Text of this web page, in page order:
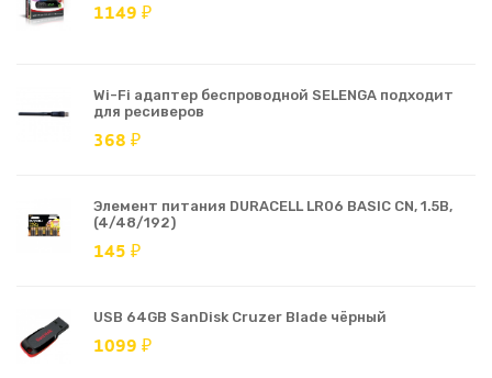
1149 ₽
Wi-Fi адаптер беспроводной SELENGA подходит
для ресиверов
368 ₽
Элемент питания DURACELL LR06 BASIC CN, 1.5В,
(4/48/192)
145 ₽
USB 64GB SanDisk Cruzer Blade чёрный
1099 ₽